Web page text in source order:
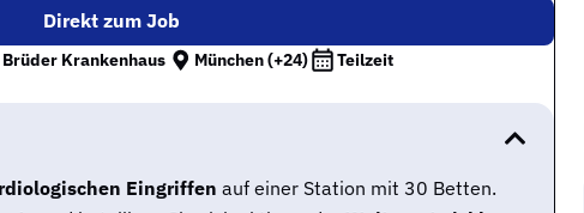
Direkt zum Job
Krankenhaus München(+24)
Teilzeit
Eingriffen auf einer Station mit 30 Betten.